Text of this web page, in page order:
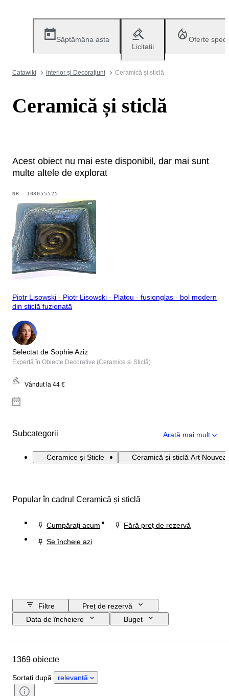
Săptămâna asta
Licitații
Oferte
Catawiki Interior și Decorațiuni Ceramică și sticlă
Ceramică și sticlă
Acest obiect nu mai este disponibil, dar mai sunt
multe altele de explorat
NR. 103055525
Piotr Lisowski - Piotr Lisowski - Platou - fusionglas - bol modern
din sticlă fuzionată
Selectat de Sophie Aziz
Expertă în Obiecte Decorative (Ceramice și Sticlă)
Vândut la 44 €
Subcategorii Arată mai mult
Ceramice și Sticle Ceramică și sticlă Art
Popular în cadrul Ceramică și sticlă
Cumpărați acum
Fără preț de rezervă
Se încheie azi
Filtre
Preț de rezervă
Data de încheiere
Buget
Țara de Proveniență
Stare
Certificare
1369 obiecte
Sortați după relevanță